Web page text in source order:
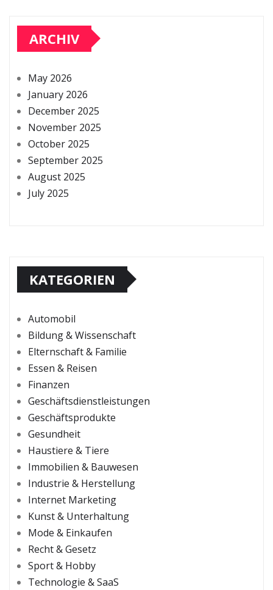
ARCHIV
May 2026
January 2026
December 2025
November 2025
October 2025
September 2025
August 2025
July 2025
KATEGORIEN
Automobil
Bildung & Wissenschaft
Elternschaft & Familie
Essen & Reisen
Finanzen
Geschäftsdienstleistungen
Geschäftsprodukte
Gesundheit
Haustiere & Tiere
Immobilien & Bauwesen
Industrie & Herstellung
Internet Marketing
Kunst & Unterhaltung
Mode & Einkaufen
Recht & Gesetz
Sport & Hobby
Technologie & SaaS